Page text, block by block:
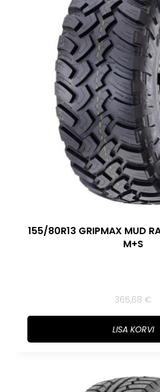
155/80R13 GRIPMAX MUD
M+S
365,68 €
LISA KORVI